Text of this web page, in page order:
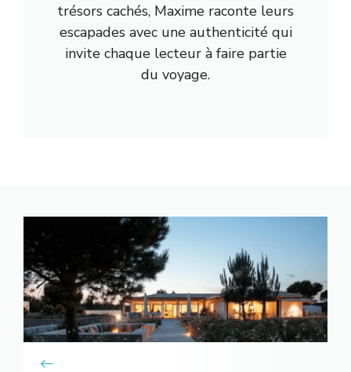
trésors cachés, Maxime raconte leurs
escapades avec une authenticité qui
invite chaque lecteur à faire partie
du voyage.